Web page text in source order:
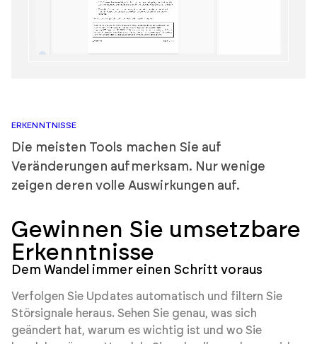
ERKENNTNISSE
Die meisten Tools machen Sie auf
Veränderungen aufmerksam. Nur wenige
zeigen deren volle Auswirkungen auf.
Gewinnen Sie umsetzbare
Erkenntnisse
Dem Wandel immer einen Schritt voraus
Verfolgen Sie Updates automatisch und filtern Sie
Störsignale heraus. Sehen Sie genau, was sich
geändert hat, warum es wichtig ist und wo Sie